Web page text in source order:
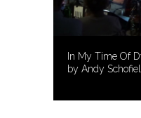
In My Time Of
by Andy